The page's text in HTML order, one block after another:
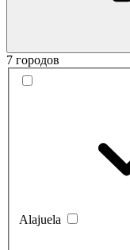
7 городов
Alajuela